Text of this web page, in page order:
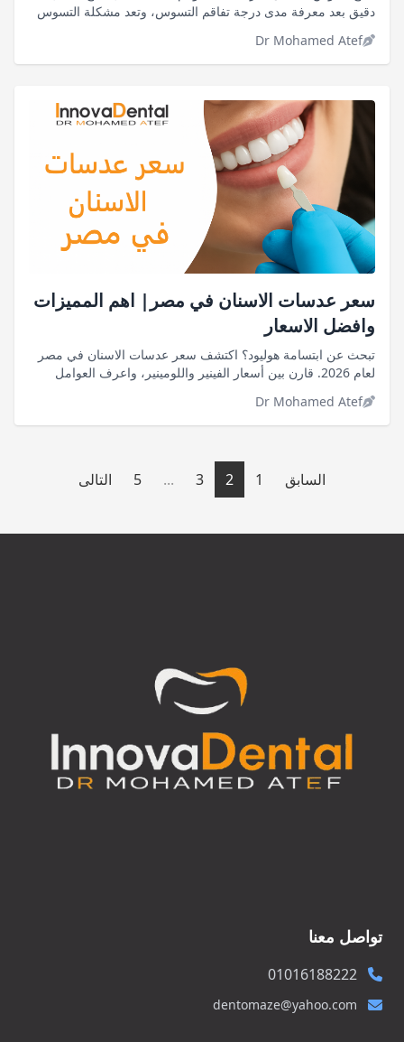
دقيق بعد معرفة مدى درجة تفاقم التسوس، وتعد مشكلة التسوس
Dr Mohamed Atef
سعر عدسات الاسنان في مصر| اهم المميزات
وافضل الاسعار
تبحث عن ابتسامة هوليود؟ اكتشف سعر عدسات الاسنان في مصر
لعام 2026. قارن بين أسعار الفينير واللومينير، واعرف العوامل
Dr Mohamed Atef
السابق 1
2
3
...
5 التالى
تواصل معنا
01016188222
dentomaze@yahoo.com